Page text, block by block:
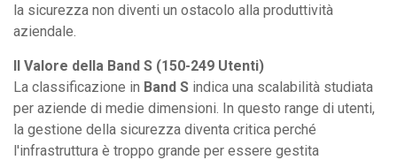
la sicurezza non diventi un ostacolo alla produttività
aziendale.
Il Valore della Band S (150-249 Utenti)
La classificazione in Band S indica una scalabilità studiata
per aziende di medie dimensioni. In questo range di utenti,
la gestione della sicurezza diventa critica perché
l'infrastruttura è troppo grande per essere gestita